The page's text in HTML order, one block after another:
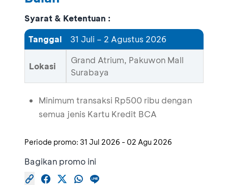
Syarat & Ketentuan :
Tanggal
31 Juli – 2 Agustus 2026
Lokasi
Grand Atrium, Pakuwon Mall
Surabaya
Minimum transaksi Rp500 ribu dengan
semua jenis Kartu Kredit BCA
Periode promo: 31 Jul 2026 - 02 Agu 2026
Bagikan promo ini